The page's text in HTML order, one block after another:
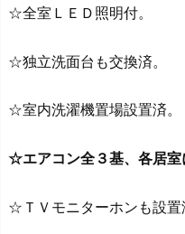
☆全室ＬＥＤ照明付。
☆独立洗面台も交換済。
☆室内洗濯機置場設置済。
☆エアコン全３基、各居室
☆ＴＶモニターホンも設置